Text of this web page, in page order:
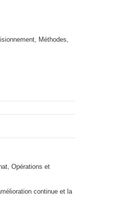
Méthodes,
Opérations et
continue et la